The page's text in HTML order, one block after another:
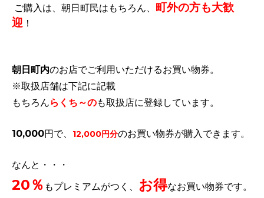
ご購入は、朝日町民はもちろん、 町外の方も大歓
迎 ！
朝日町内のお店でご利用いただけるお買い物券。
※取扱店舗は下記に記載
もちろんらくち～のも取扱店に登録しています。
10,000円で、 12,000円分のお買い物券が購入できます。
なんと・・・
20％ もプレミアムがつく、 お得なお買い物券です。